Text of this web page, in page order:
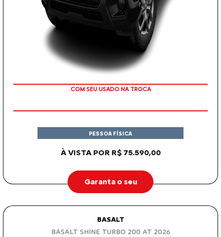
COM SEU USADO NA TROCA
À VISTA POR R$ 75.590,00
PESSOA FÍSICA
Garanta o seu
BASALT
BASALT SHINE TURBO 200 AT 2026